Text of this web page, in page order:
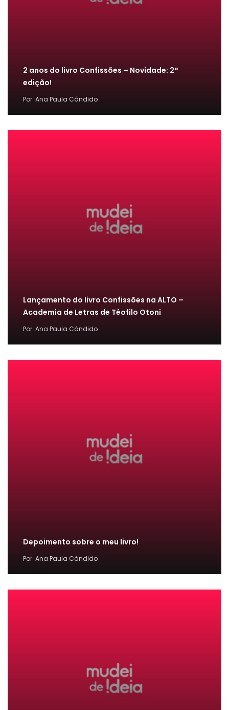
2 anos do livro Confissões – Novidade: 2ª
edição!
Por Ana Paula Cândido
Lançamento do livro Confissões na ALTO –
Academia de Letras de Téofilo Otoni
Por Ana Paula Cândido
Depoimento sobre o meu livro!
Por Ana Paula Cândido